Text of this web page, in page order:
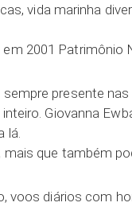
vida marinha
em 2001 Patrimônio
presente
Giovanna
lá.
que também
voos diários com